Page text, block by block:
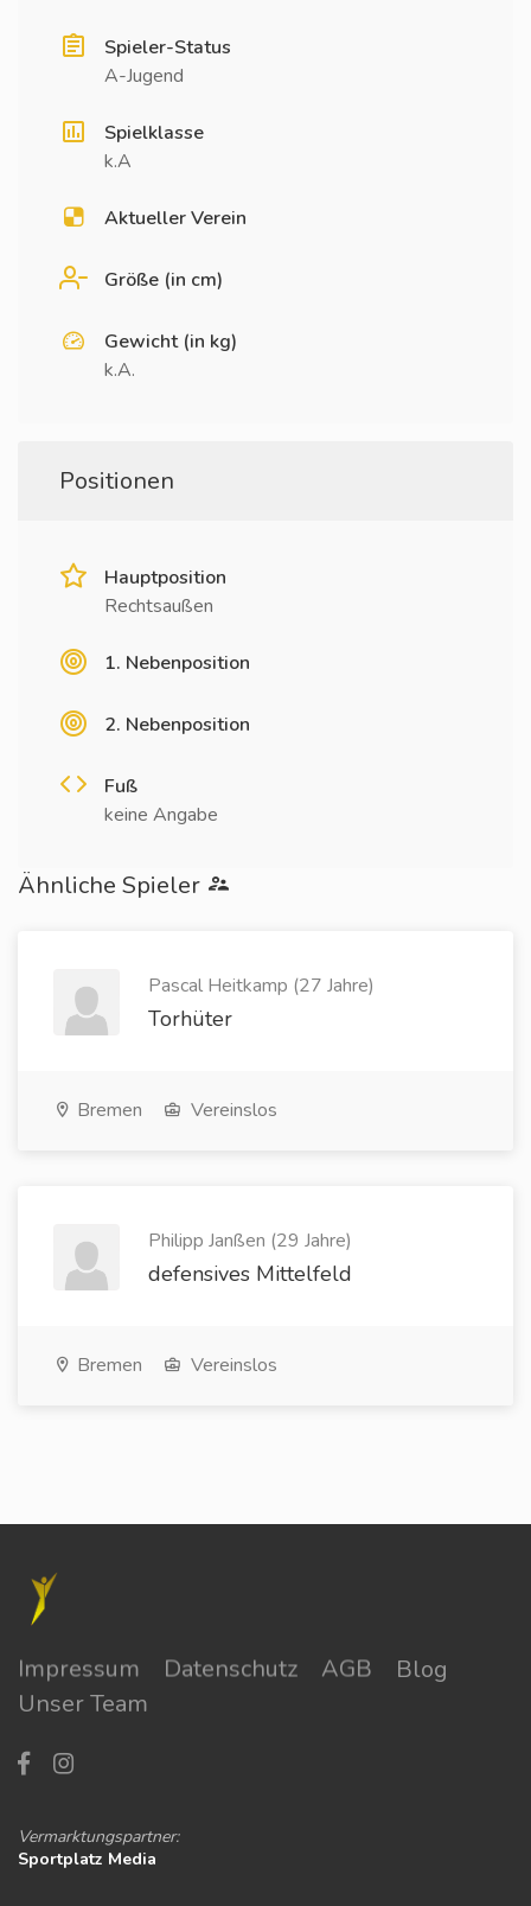
Spieler-Status
A-Jugend
Spielklasse
k.A
Aktueller Verein
Größe (in cm)
Gewicht (in kg)
k.A.
Positionen
Hauptposition
Rechtsaußen
1. Nebenposition
2. Nebenposition
Fuß
keine Angabe
Ähnliche Spieler
Pascal Heitkamp (27 Jahre)
Torhüter
Bremen Vereinslos
Philipp Janßen (29 Jahre)
defensives Mittelfeld
Bremen Vereinslos
Impressum Datenschutz AGB
Blog
Unser Team
Vermarktungspartner:
Sportplatz Media